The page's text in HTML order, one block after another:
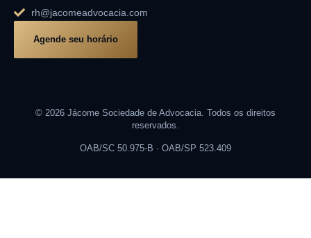
rh@jacomeadvocacia.com
Agende seu horário
© 2026 Jácome Sociedade de Advocacia. Todos os direitos
reservados.
OAB/SC 50.975-B · OAB/SP 523.409